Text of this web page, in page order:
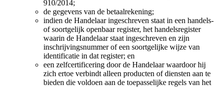
910/2014;
de gegevens van de betaalrekening;
indien de Handelaar ingeschreven staat in een handels-
of soortgelijk openbaar register, het handelsregister
waarin de Handelaar staat ingeschreven en zijn
inschrijvingsnummer of een soortgelijke wijze van
identificatie in dat register; en
een zelfcertificering door de Handelaar waardoor hij
zich ertoe verbindt alleen producten of diensten aan te
bieden die voldoen aan de toepasselijke regels van het